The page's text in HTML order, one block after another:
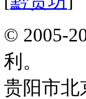
© 2005-
利。
贵阳市北